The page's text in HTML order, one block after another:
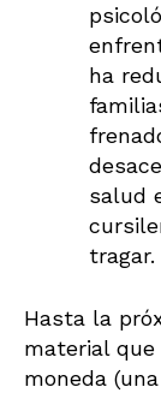
ha
salud
tragar.
Hasta la
material
moneda